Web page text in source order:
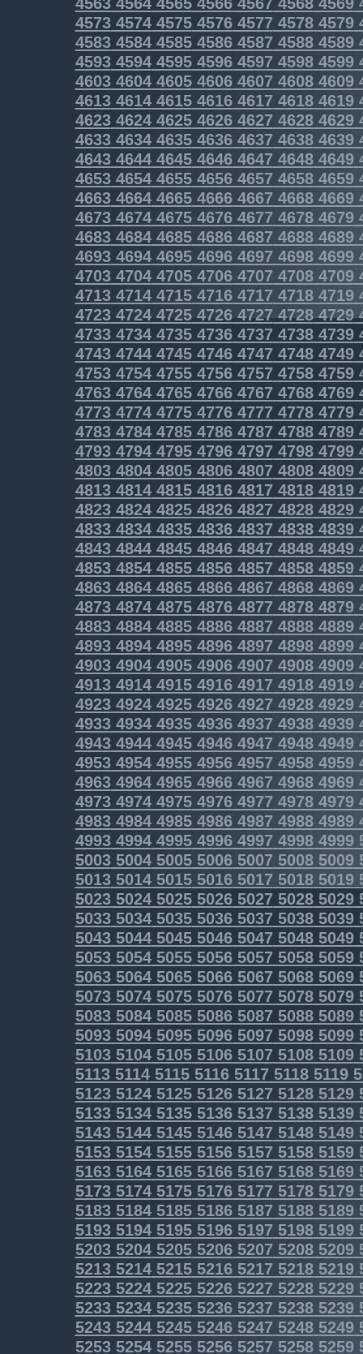
4573457445754576457745784579
4583458445854586458745884589
4593459445954596459745984599
46034604460546064607 46084609
46134614461546164617 46184619
46234624462546264627 46284629
4633463446354636463746384639
4643464446454646464746484649
4653465446554656465746584659
46634664466546664667 46684669
46734674467546764677 46784679
46834684468546864687 46884689
46934694469546964697 46984699
47034704470547064707 47084709
47134714471547164717 47184719
4723472447254726472747284729
4733473447354736473747384739
4743474447454746474747484749
4753475447554756475747584759
4763476447654766476747684769
4773477447754776477747784779
4783478447854786478747884789
4793479447954796479747984799
4803480448054806480748084809
4813481448154816481748184819
4823482448254826482748284829
4833483448354836483748384839
4843484448454846484748484849
4853485448554856485748584859
4863486448654866486748684869
4873487448754876487748784879
4883488448854886488748884889
4893489448954896489748984899
49034904490549064907 49084909
49134914491549164917 49184919
4923492449254926492749284929
49334934493549364937 49384939
49434944494549464947 49484949
49534954495549564957 49584959
49634964496549664967 49684969
49734974497549764977 49784979
49834984498549864987 49884989
49934994499549964997 49984999
50035004500550065007 50085009
50135014501550165017 50185019
5023502450255026502750285029
5033503450355036503750385039
5043504450455046504750485049
5053505450555056505750585059
5063506450655066506750685069
5073507450755076507750785079
5083508450855086508750885089
5093509450955096509750985099
5103510451055106510751085109
5113511451155116511751185119
5123512451255126512751285129
5133513451355136513751385139
5143514451455146514751485149
5153515451555156515751585159
5163516451655166516751685169
5173517451755176517751785179
5183518451855186518751885189
51935194519551965197 51985199
52035204520552065207 52085209
5213521452155216521752185219
52235224522552265227 52285229
52335234523552365237 52385239
52435244524552465247 52485249
52535254525552565257 52585259